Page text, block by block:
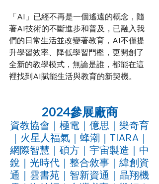
「AI」已經不再是一個遙遠的概念，隨
著AI技術的不斷進步和普及，已融入我
們的日常生活並改變著教育，AI不僅提
升學習效率、降低學習門檻，更開創了
全新的教學模式，無論是誰，都能在這
裡找到AI賦能生活與教育的新契機。
2024參展廠商
資教協會｜極電｜億思｜樂奇育
｜火星人福氣｜蜂潮｜TIARA｜
網際智慧｜碩方｜宇宙製造｜中
銳｜光時代｜整合敘事｜緯創資
通｜雲書苑｜智新資通｜晶翔機